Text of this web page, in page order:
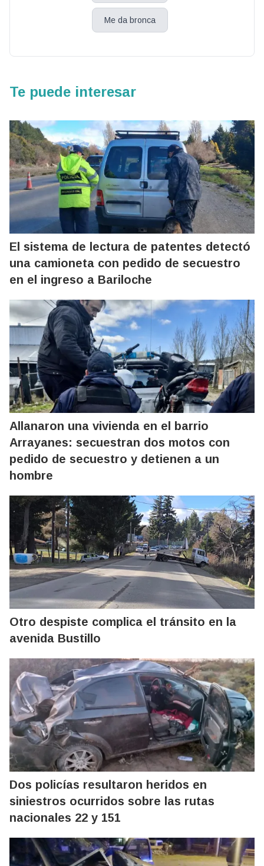
Me da bronca
Te puede interesar
El sistema de lectura de patentes detectó
una camioneta con pedido de secuestro
en el ingreso a Bariloche
Allanaron una vivienda en el barrio
Arrayanes: secuestran dos motos con
pedido de secuestro y detienen a un
hombre
Otro despiste complica el tránsito en la
avenida Bustillo
Dos policías resultaron heridos en
siniestros ocurridos sobre las rutas
nacionales 22 y 151